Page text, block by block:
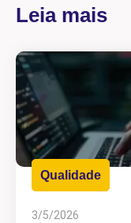
Leia mais
Qualidade
3/5/2026